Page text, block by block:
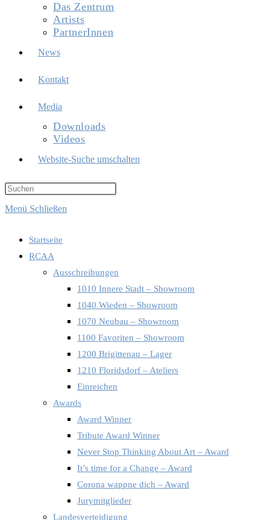
Das Zentrum
Artists
PartnerInnen
News
Kontakt
Media
Downloads
Videos
Website-Suche umschalten
Menü Schließen
Startseite
RCAA
Ausschreibungen
1010 Innere Stadt – Showroom
1040 Wieden – Showroom
1070 Neubau – Showroom
1100 Favoriten – Showroom
1200 Brigittenau – Lager
1210 Floridsdorf – Ateliers
Einreichen
Awards
Award Winner
Tribute Award Winner
Never Stop Thinking About Art – Award
It’s time for a Change – Award
Corona wappne dich – Award
Jurymitglieder
Landesverteidigung